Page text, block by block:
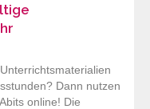
Dann nutzen
online! Die